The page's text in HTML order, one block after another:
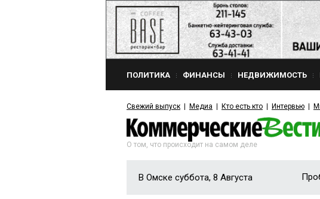
ПОЛИТИКА ФИНАНСЫ НЕДВИЖИМОСТЬ
Свежий выпуск Медиа Кто есть кто Интервью
О том, что происходит на самом деле
В Омске суббота, 8 Августа